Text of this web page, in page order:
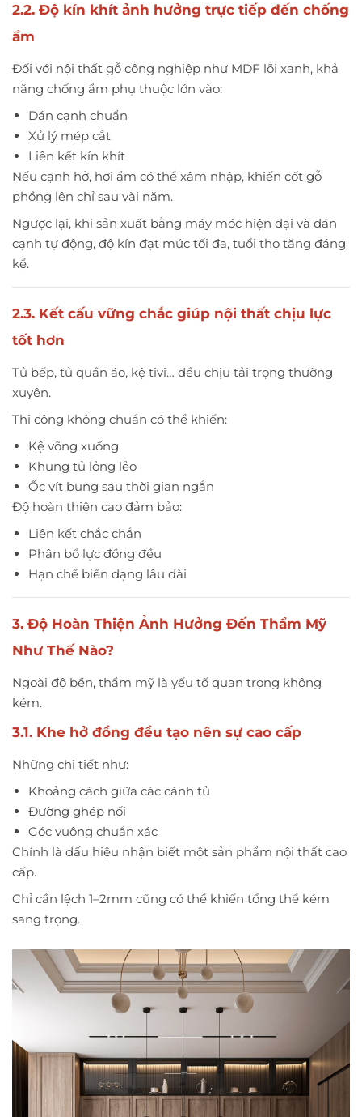
2.2. Độ kín khít ảnh hưởng trực tiếp đến chống
ẩm
Đối với nội thất gỗ công nghiệp như MDF lõi xanh, khả
năng chống ẩm phụ thuộc lớn vào:
Dán cạnh chuẩn
Xử lý mép cắt
Liên kết kín khít
Nếu cạnh hở, hơi ẩm có thể xâm nhập, khiến cốt gỗ
phồng lên chỉ sau vài năm.
Ngược lại, khi sản xuất bằng máy móc hiện đại và dán
cạnh tự động, độ kín đạt mức tối đa, tuổi thọ tăng đáng
kể.
2.3. Kết cấu vững chắc giúp nội thất chịu lực
tốt hơn
Tủ bếp, tủ quần áo, kệ tivi… đều chịu tải trọng thường
xuyên.
Thi công không chuẩn có thể khiến:
Kệ võng xuống
Khung tủ lỏng lẻo
Ốc vít bung sau thời gian ngắn
Độ hoàn thiện cao đảm bảo:
Liên kết chắc chắn
Phân bổ lực đồng đều
Hạn chế biến dạng lâu dài
3. Độ Hoàn Thiện Ảnh Hưởng Đến Thẩm Mỹ
Như Thế Nào?
Ngoài độ bền, thẩm mỹ là yếu tố quan trọng không
kém.
3.1. Khe hở đồng đều tạo nên sự cao cấp
Những chi tiết như:
Khoảng cách giữa các cánh tủ
Đường ghép nối
Góc vuông chuẩn xác
Chính là dấu hiệu nhận biết một sản phẩm nội thất cao
cấp.
Chỉ cần lệch 1–2mm cũng có thể khiến tổng thể kém
sang trọng.